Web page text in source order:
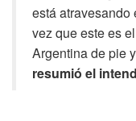
está atravesando
vez que este es
Argentina de pie
resumió el